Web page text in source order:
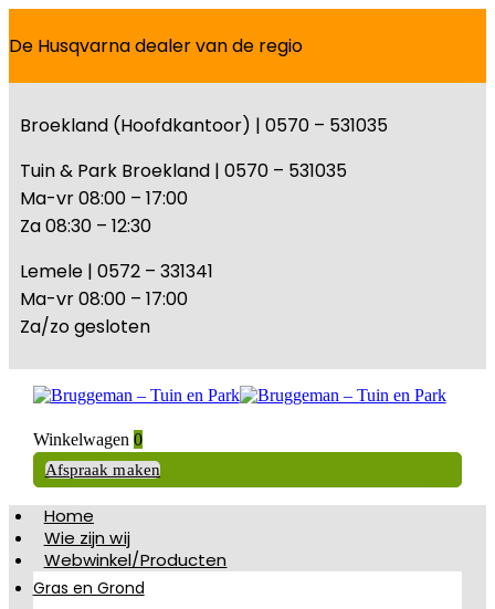
De Husqvarna dealer van de regio
Broekland (Hoofdkantoor) | 0570 – 531035
Tuin & Park Broekland | 0570 – 531035
Ma-vr 08:00 – 17:00
Za 08:30 – 12:30
Lemele | 0572 – 331341
Ma-vr 08:00 – 17:00
Za/zo gesloten
Winkelwagen 0
Afspraak maken
Home
Wie zijn wij
Webwinkel/Producten
Gras en Grond